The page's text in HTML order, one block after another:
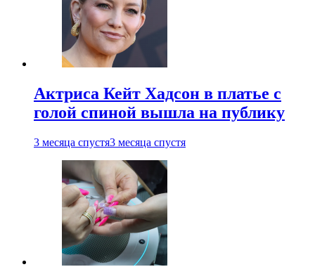
Актриса Кейт Хадсон в платье с
голой спиной вышла на публику
3 месяца спустя3 месяца спустя